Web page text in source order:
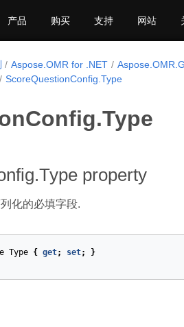
产品 购买 支持 网站
Aspose.OMR for .NET
ScoreQuestionConfig.Type
property
化的必填字段.
Type { get; set; }